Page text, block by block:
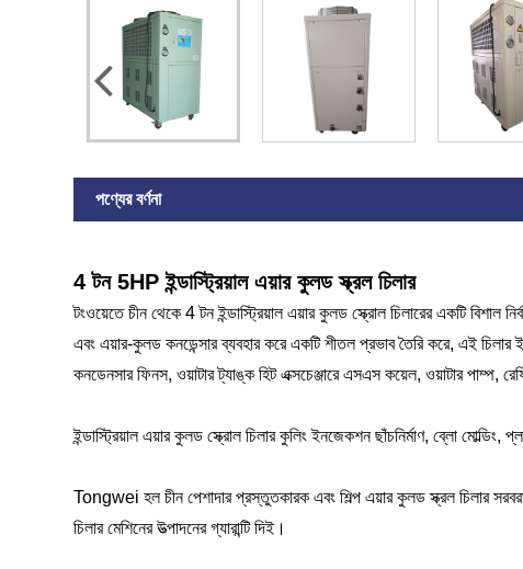
পণ্যের বর্ণনা
4 টন 5HP ইন্ডাস্ট্রিয়াল এয়ার কুলড স্ক্রল চিলার
টংওয়েতে চীন থেকে 4 টন ইন্ডাস্ট্রিয়াল এয়ার কুলড স্ক্রোল চিলারের একটি
এবং এয়ার-কুলড কনডেন্সার ব্যবহার করে একটি শীতল প্রভাব তৈরি করে, এই
কনডেনসার ফিনস, ওয়াটার ট্যাঙ্ক হিট এক্সচেঞ্জারে এসএস কয়েল, ওয়াটার পাম্প,
ইন্ডাস্ট্রিয়াল এয়ার কুলড স্ক্রোল চিলার কুলিং ইনজেকশন ছাঁচনির্মাণ, ব্লো মোল্ডিং,
Tongwei হল চীন পেশাদার প্রস্তুতকারক এবং শিল্প এয়ার কুলড স্ক্রল চিলার
চিলার মেশিনের উত্পাদনের গ্যারান্টি দিই।